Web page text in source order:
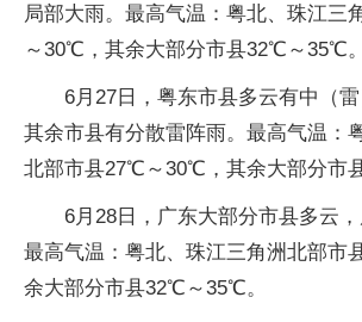
局部大雨。最高气温：粤北、珠江三
～30℃，其余大部分市县32℃～35℃。
6月27日，粤东市县多云有中（雷
其余市县有分散雷阵雨。最高气温：
北部市县27℃～30℃，其余大部分市
6月28日，广东大部分市县多云，
最高气温：粤北、珠江三角洲北部
余大部分市县32℃～35℃。